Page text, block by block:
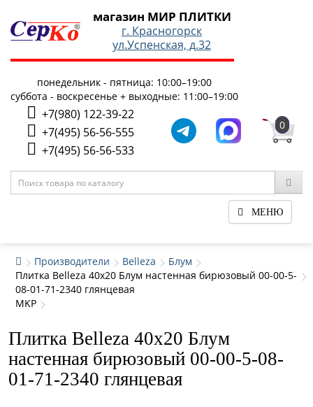
магазин МИР ПЛИТКИ
г. Красногорск
ул.Успенская, д.32
понедельник - пятница: 10:00–19:00
суббота - воскресенье + выходные: 11:00–19:00
+7(980) 122-39-22
+7(495) 56-56-555
+7(495) 56-56-533
0
МЕНЮ
Производители Belleza
Блум
Плитка Belleza 40x20 Блум настенная бирюзовый 00-00-5-
08-01-71-2340 глянцевая
MKP
Плитка Belleza 40x20 Блум
настенная бирюзовый 00-00-5-08-
01-71-2340 глянцевая